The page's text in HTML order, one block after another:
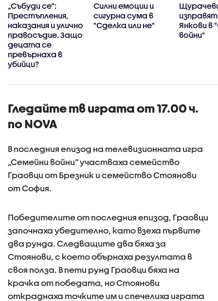
„Събуди се“:
Престъпления,
наказания и улично
правосъдие. Защо
децата се
превърнаха в
убийци?
Силни емоции и
сигурна сума в
"Сделка или не"
Янкови в
войни"
Гледайте тв играта от 17.00 ч.
по NOVA
В последния епизод на телевизионната игра
„Семейни войни“ участваха семейство
Граовци от Брезник и семейство Стоянови
от София.
Победителите от последния епизод, Граовци
започнаха убедително, като взеха първите
два рунда. Следващите два бяха за
Стоянови, с което обърнаха резултата в
своя полза. В пети рунд Граовци бяха на
крачка от победата, но Стоянови
откраднаха точките им и спечелиха играта